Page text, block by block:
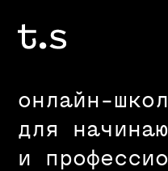
для начинающих
и профессионалов